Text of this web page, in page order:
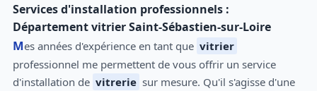
Services d'installation professionnels :
Département vitrier Saint-Sébastien-sur-Loire
Mes années d'expérience en tant que vitrier
professionnel me permettent de vous offrir un service
d'installation de vitrerie sur mesure. Qu'il s'agisse d'une